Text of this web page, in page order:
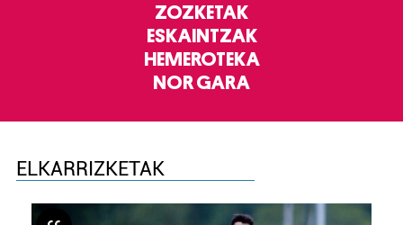
ZOZKETAK
ESKAINTZAK
HEMEROTEKA
NOR GARA
ELKARRIZKETAK